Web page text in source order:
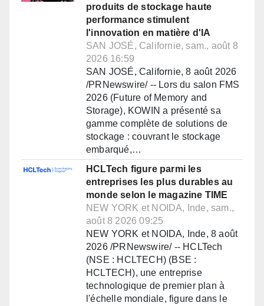
produits de stockage haute
performance stimulent
l'innovation en matière d'IA
SAN JOSÉ, Californie, sam., août 8
2026 16:59
SAN JOSÉ, Californie, 8 août 2026
/PRNewswire/ -- Lors du salon FMS
2026 (Future of Memory and
Storage), KOWIN a présenté sa
gamme complète de solutions de
stockage : couvrant le stockage
embarqué,…
HCLTech figure parmi les
entreprises les plus durables au
monde selon le magazine TIME
NEW YORK et NOIDA, Inde, sam.,
août 8 2026 09:25
NEW YORK et NOIDA, Inde, 8 août
2026 /PRNewswire/ -- HCLTech
(NSE : HCLTECH) (BSE :
HCLTECH), une entreprise
technologique de premier plan à
l'échelle mondiale, figure dans le